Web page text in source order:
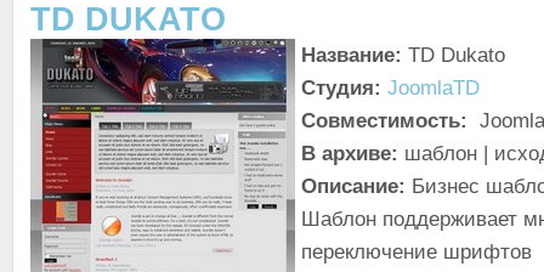
TD DUKATO
Название: TD Dukato
Студия: JoomlaTD
Совместимость:
В архиве: шаблон |
Описание: Бизнес
Шаблон поддерживает
переключение шрифтов